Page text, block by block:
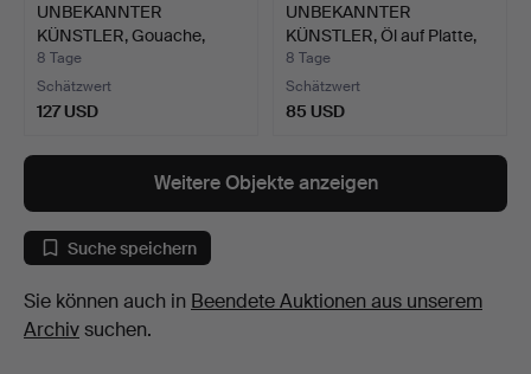
UNBEKANNTER
KÜNSTLER, Gouache,
signiert Ga…
8 Tage
Schätzwert
127 USD
UNBEKANNTER
KÜNSTLER, Öl auf Platte,
monog…
8 Tage
Schätzwert
85 USD
Weitere Objekte anzeigen
Suche speichern
Sie können auch in Beendete Auktionen aus unserem
Archivsuchen.